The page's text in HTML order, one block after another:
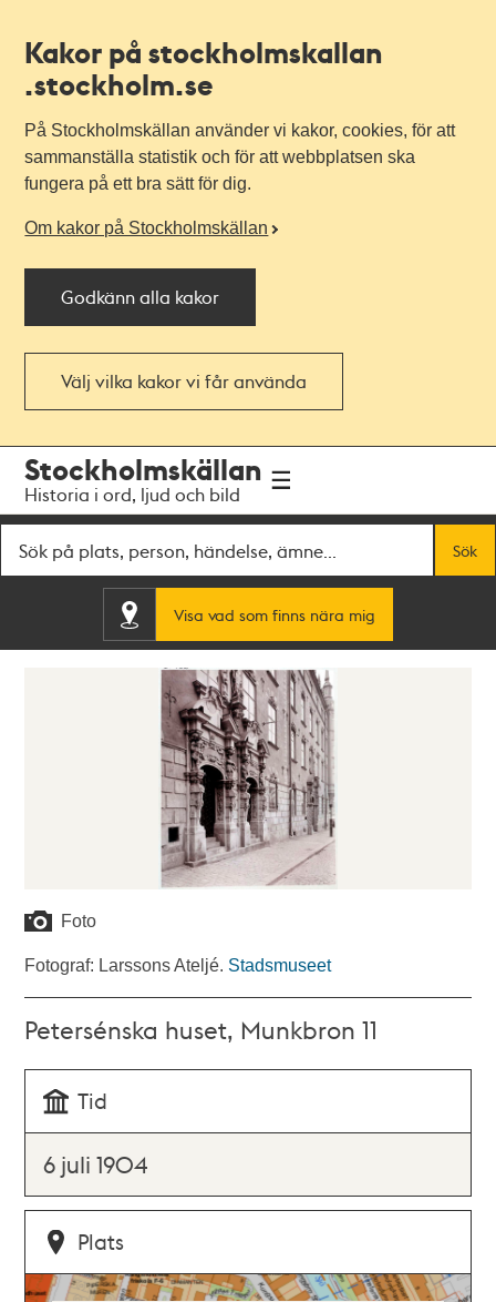
Kakor på stockholmskallan
.stockholm.se
På Stockholmskällan använder vi kakor, cookies, för att
sammanställa statistik och för att webbplatsen ska
fungera på ett bra sätt för dig.
Om kakor på Stockholmskällan
Godkänn alla kakor
Välj vilka kakor vi får använda
navigationen
huvudinnehållet
Stockholmskällan
Historia i ord, ljud och bild
Sök
Visa vad som finns nära mig
Foto
Fotograf: Larssons Ateljé. Stadsmuseet
Petersénska huset, Munkbron 11
Tid
6 juli 1904
Plats